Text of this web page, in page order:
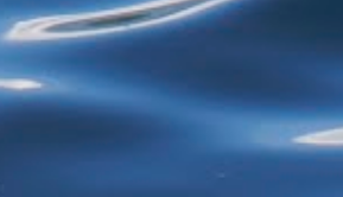
pelo telefone (21) 3474-1004 e pelo e-mail
agenda21sg@r7.com . O Lixão do Salgueiro
foi fechado em fevereiro por determinação
do Governo Federal, que está instituindo o
habitantes da região que viviam do lixo há